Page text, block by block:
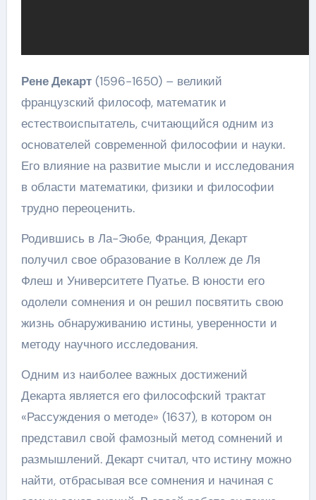
Рене Декарт(1596-1650) – великий
французский философ, математик и
естествоиспытатель, считающийся одним из
основателей современной философии и науки.
Его влияние на развитие мысли и исследования
в области математики, физики и философии
трудно переоценить.
Родившись в Ла-Эюбе, Франция, Декарт
получил свое образование в Коллеж де Ля
Флеш и Университете Пуатье. В юности его
одолели сомнения и он решил посвятить свою
жизнь обнаруживанию истины, уверенности и
методу научного исследования.
Одним из наиболее важных достижений
Декарта является его философский трактат
«Рассуждения о методе» (1637), в котором он
представил свой фамозный метод сомнений и
размышлений. Декарт считал, что истину можно
найти, отбрасывая все сомнения и начиная с